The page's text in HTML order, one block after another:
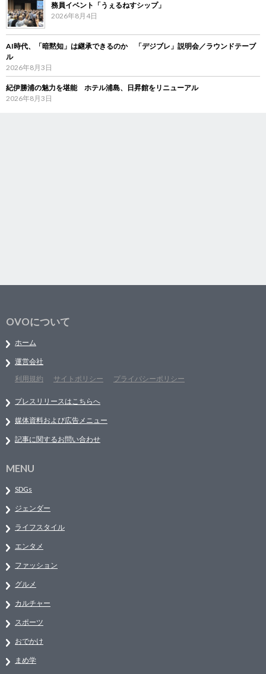
務員イベント「うぇるねすシップ」
2026年8月4日
AI時代、「暗黙知」は継承できるのか 「デジブレ」説明会／ラウンドテーブ
ル
2026年8月3日
紀伊勝浦の魅力を堪能 ホテル浦島、日昇館をリニューアル
2026年8月3日
OVOについて
ホーム
運営会社
利用規約
サイトポリシー プライバシーポリシー
プレスリリースはこちらへ
媒体資料および広告メニュー
記事に関するお問い合わせ
MENU
SDGs
ジェンダー
ライフスタイル
エンタメ
ファッション
グルメ
カルチャー
スポーツ
おでかけ
まめ学